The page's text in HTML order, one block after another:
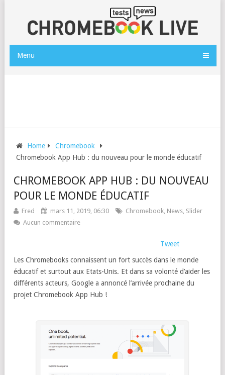
Menu
Home
Chromebook
Chromebook App Hub : du nouveau pour le monde éducatif
CHROMEBOOK APP HUB : DU NOUVEAU
POUR LE MONDE ÉDUCATIF
Fred mars 11, 2019, 06:30 Chromebook, News, Slider
Aucun commentaire
Tweet
Les Chromebooks connaissent un fort succès dans le monde
éducatif et surtout aux Etats-Unis. Et dans sa volonté d’aider les
différents acteurs, Google a annoncé l’arrivée prochaine du
projet Chromebook App Hub !